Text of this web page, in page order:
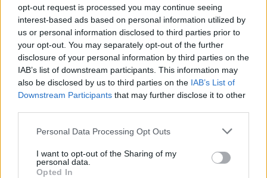
opt-out request is processed you may continue seeing
interest-based ads based on personal information utilized by
us or personal information disclosed to third parties prior to
your opt-out. You may separately opt-out of the further
disclosure of your personal information by third parties on the
IAB’s list of downstream participants. This information may
also be disclosed by us to third parties on the IAB’s List of
Downstream Participants that may further disclose it to other
Personal Data Processing Opt Outs
I want to opt-out of the Sharing of my
personal data.
Opted In
Wiedza ogólna
Czy uzupełnisz nazwy roślin w związkach